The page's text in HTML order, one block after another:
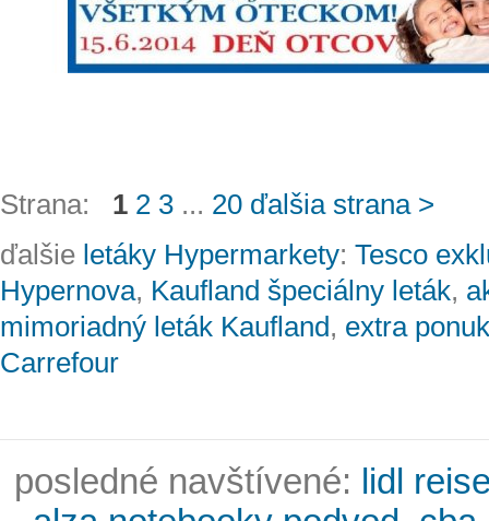
Strana: 1 2 3 ... 20 ďalšia strana >
ďalšie letáky Hypermarkety: Tesco
Hypernova, Kaufland špeciálny leták,
mimoriadný leták Kaufland, extra
Carrefour
posledné navštívené: lidl